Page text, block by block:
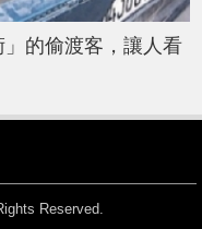
的偷渡客，讓人看
Reserved.